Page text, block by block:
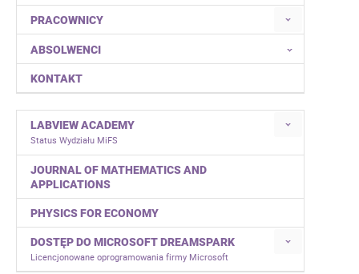
PRACOWNICY
ABSOLWENCI
KONTAKT
LABVIEW ACADEMY
Status Wydziału MiFS
JOURNAL OF MATHEMATICS AND
APPLICATIONS
PHYSICS FOR ECONOMY
DOSTĘP DO MICROSOFT DREAMSPARK
Licencjonowane oprogramowania firmy Microsoft